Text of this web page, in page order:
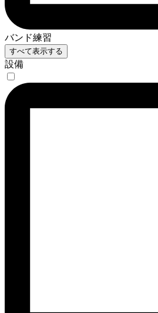
バンド練習
すべて表示する
設備